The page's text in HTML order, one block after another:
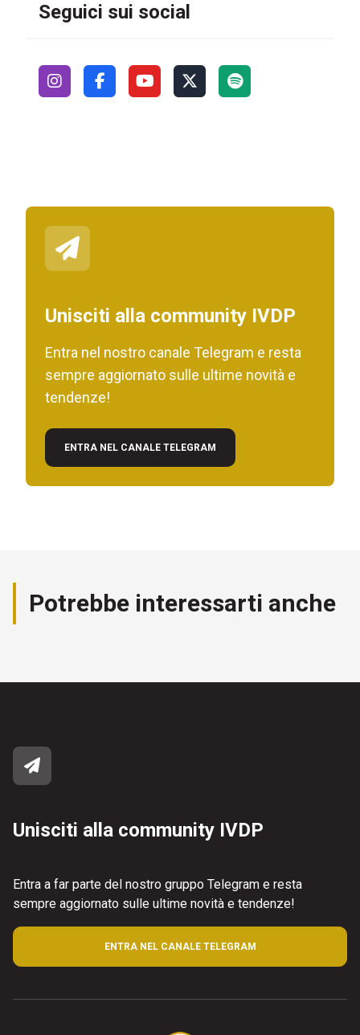
Seguici sui social
Unisciti alla community IVDP
Entra nel nostro canale Telegram e resta
sempre aggiornato sulle ultime novità e
tendenze!
ENTRA NEL CANALE TELEGRAM
Potrebbe interessarti anche
Unisciti alla community IVDP
Entra a far parte del nostro gruppo Telegram e resta
sempre aggiornato sulle ultime novità e tendenze!
ENTRA NEL CANALE TELEGRAM